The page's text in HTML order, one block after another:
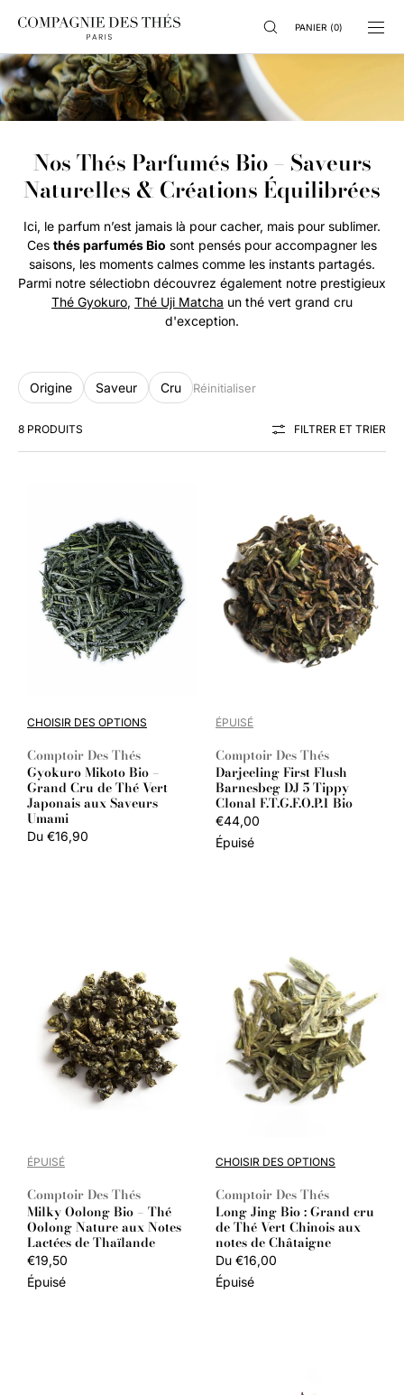
PASSER AU
CONTENU
PANIER (0)
Nos Thés Parfumés Bio – Saveurs
Naturelles & Créations Équilibrées
Ici, le parfum n’est jamais là pour cacher, mais pour sublimer.
Ces thés parfumés Bio sont pensés pour accompagner les
saisons, les moments calmes comme les instants partagés.
Parmi notre sélectiobn découvrez également notre prestigieux
Thé Gyokuro, Thé Uji Matcha un thé vert grand cru
d'exception.
Origine Saveur Cru Réinitialiser
8 PRODUITS FILTRER ET TRIER
CHOISIR DES OPTIONS
Fournisseur :
Comptoir Des Thés
Gyokuro Mikoto Bio –
Grand Cru de Thé Vert
Japonais aux Saveurs
Umami
Prix
Du €16,90
ÉPUISÉ
Fournisseur :
Comptoir Des Thés
Darjeeling First Flush
Barnesbeg DJ 5 Tippy
Clonal F.T.G.F.O.P.1 Bio
Prix
habituel
€44,00
Épuisé
ÉPUISÉ
Fournisseur :
Comptoir Des Thés
Milky Oolong Bio – Thé
Oolong Nature aux Notes
Lactées de Thaïlande
Prix
habituel
€19,50
Épuisé
CHOISIR DES OPTIONS
Fournisseur :
Comptoir Des Thés
Long Jing Bio : Grand cru
de Thé Vert Chinois aux
notes de Châtaigne
Prix
habituel
Du €16,00
Épuisé